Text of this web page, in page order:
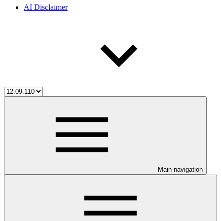
AI Disclaimer
Main navigation